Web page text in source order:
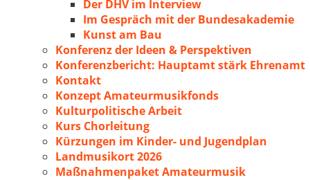
Der DHV im Interview
Im Gespräch mit der Bundesakademie
Kunst am Bau
Konferenz der Ideen & Perspektiven
Konferenzbericht: Hauptamt stärk Ehrenamt
Kontakt
Konzept Amateurmusikfonds
Kulturpolitische Arbeit
Kurs Chorleitung
Kürzungen im Kinder- und Jugendplan
Landmusikort 2026
Maßnahmenpaket Amateurmusik